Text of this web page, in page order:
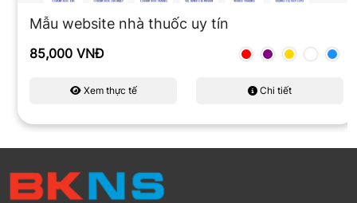
Mẫu website nhà thuốc uy tín
85,000 VNĐ
Xem thực tế Chi tiết